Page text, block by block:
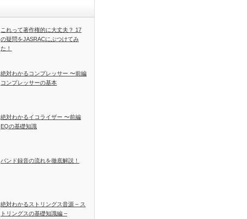
これって著作権的に大丈夫？ 17
の疑問をJASRACにぶつけてみ
た！
絶対わかるコンプレッサー 〜前編
コンプレッサーの基本
絶対わかるイコライザー 〜前編
EQの基礎知識
バンド録音の流れを徹底解説！
絶対わかるストリングス音源 – ス
トリングスの基礎知識編 –